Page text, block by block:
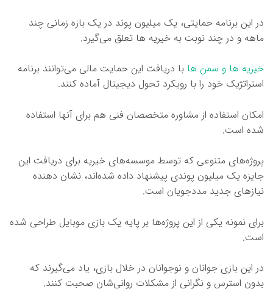
در این برنامه حمایتی، یک میلیون پوند در یک بازه زمانی چند
ماهه و در چند نوبت به خیریه ها تعلق می‌گیرد.
خیریه ها و سمن ها با دریافت این حمایت مالی می‌توانند برنامه
استراتژیک خود را با رویکرد تحول دیجیتال آماده کنند.
امکان استفاده از مشاوره متخصصان فنی هم برای آنها استفاده
شده است.
پروژه‌های متنوعی که توسط موسسه‌های خیریه برای دریافت این
جایزه یک میلیون پوندی پیشنهاد داده شده‌اند، نشان دهنده
نیازهای جدید مددجویان است.
برای نمونه یکی از این پروژه‌ها بر پایه یک بازی موبایل طراحی شده
است.
در این بازی جوانان و نوجوانان در خلال بازی، یاد می‌گیرند که
بدون استرس و نگرانی از مشکلات روانی‌شان صحبت کنند.